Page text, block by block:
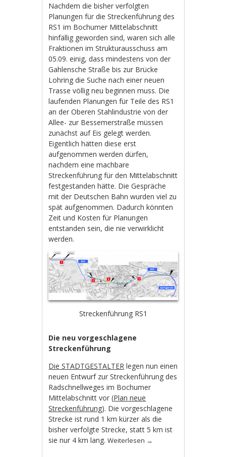
Nachdem die bisher verfolgten
Planungen für die Streckenführung des
RS1 im Bochumer Mittelabschnitt
hinfällig geworden sind, waren sich alle
Fraktionen im Strukturausschuss am
05.09. einig, dass mindestens von der
Gahlensche Straße bis zur Brücke
Lohring die Suche nach einer neuen
Trasse völlig neu beginnen muss. Die
laufenden Planungen für Teile des RS1
an der Oberen Stahlindustrie von der
Allee- zur Bessemerstraße müssen
zunächst auf Eis gelegt werden.
Eigentlich hätten diese erst
aufgenommen werden dürfen,
nachdem eine machbare
Streckenführung für den Mittelabschnitt
festgestanden hätte. Die Gespräche
mit der Deutschen Bahn wurden viel zu
spät aufgenommen. Dadurch könnten
Zeit und Kosten für Planungen
entstanden sein, die nie verwirklicht
werden.
Streckenführung RS1
Die neu vorgeschlagene
Streckenführung
Die STADTGESTALTER legen nun einen
neuen Entwurf zur Streckenführung des
Radschnellweges im Bochumer
Mittelabschnitt vor (Plan neue
Streckenführung). Die vorgeschlagene
Strecke ist rund 1 km kürzer als die
bisher verfolgte Strecke, statt 5 km ist
sie nur 4 km lang.Weiterlesen →